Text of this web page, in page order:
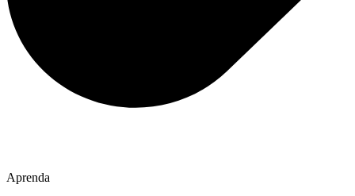
Aprenda